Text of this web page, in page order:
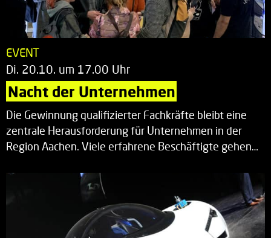
EVENT
Di. 20.10. um 17.00 Uhr
Nacht der Unternehmen
Die Gewinnung qualifizierter Fachkräfte bleibt eine
zentrale Herausforderung für Unternehmen in der
Region Aachen. Viele erfahrene Beschäftigte gehen…